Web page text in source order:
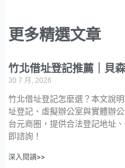
更多精選文章
竹北借址登記推薦｜貝
30 7 月, 2026
竹北借址登記怎麼選？本文說
址登記、虛擬辦公室與實體辦
台元商圈，提供合法登記地址
即諮詢！
深入閱讀>>